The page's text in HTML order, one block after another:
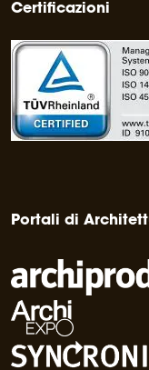
Certificazioni
Portali di